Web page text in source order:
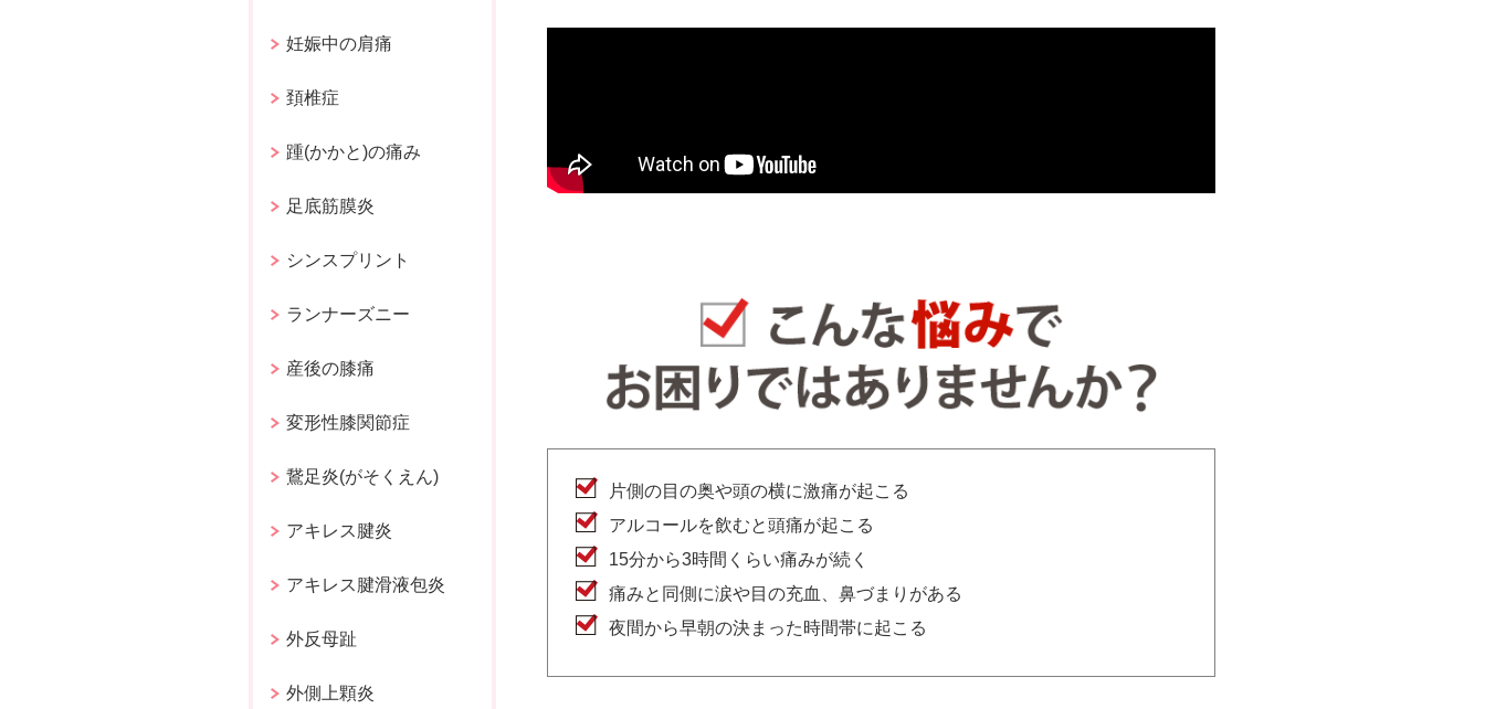
片側の目の奥や頭の横に激痛が起こる
アルコールを飲むと頭痛が起こる
15分から3時間くらい痛みが続く
痛みと同側に涙や目の充血、鼻づまりがある
夜間から早朝の決まった時間帯に起こる
妊娠中の肩痛
頚椎症
踵(かかと)の痛み
足底筋膜炎
シンスプリント
ランナーズニー
産後の膝痛
変形性膝関節症
鵞足炎(がそくえん)
アキレス腱炎
アキレス腱滑液包炎
外反母趾
外側上顆炎